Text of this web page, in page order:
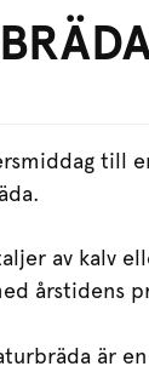
till
av kalv
årstidens
är